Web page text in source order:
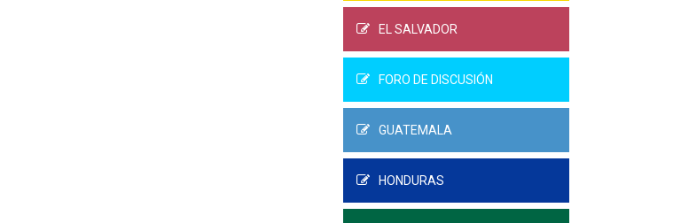
EL SALVADOR
FORO DE DISCUSIÓN
GUATEMALA
HONDURAS